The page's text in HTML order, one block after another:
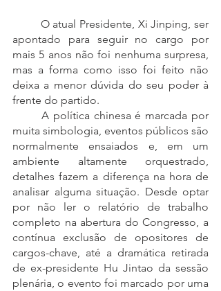
apontado para seguir no cargo por
mais 5 anos não foi nenhuma surpresa,
mas a forma como isso foi feito não
deixa a menor dúvida do seu poder à
frente do partido.
muita simbologia, eventos públicos são
normalmente ensaiados e, em um
ambiente altamente orquestrado,
detalhes fazem a diferença na hora de
analisar alguma situação. Desde optar
por não ler o relatório de trabalho
completo na abertura do Congresso, a
contínua exclusão de opositores de
cargos-chave, até a dramática retirada
de ex-presidente Hu Jintao da sessão
plenária, o evento foi marcado por uma